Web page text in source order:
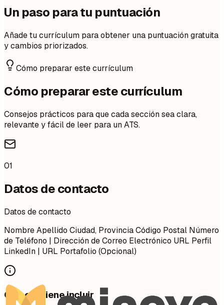
Un paso para tu puntuación
Añade tu currículum para obtener una puntuación gratuita
y cambios priorizados.
Cómo preparar este currículum
Cómo preparar este currículum
Consejos prácticos para que cada sección sea clara,
relevante y fácil de leer para un ATS.
01
Datos de contacto
Datos de contacto
Nombre Apellido Ciudad, Provincia Código Postal Número
de Teléfono | Dirección de Correo Electrónico URL Perfil
LinkedIn | URL Portafolio (Opcional)
Qué conviene incluir